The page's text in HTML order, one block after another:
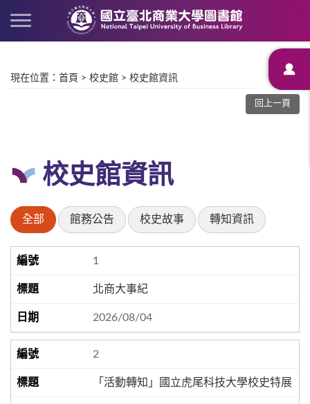
現在位置 ： 首頁 > 校史館 > 校史館資訊
回上一頁
校史館資訊
全部 館務公告 校史故事 轉知資訊
1
北商大事紀
2026/08/04
2
「活動轉知」國立虎尾科技大學校史特展